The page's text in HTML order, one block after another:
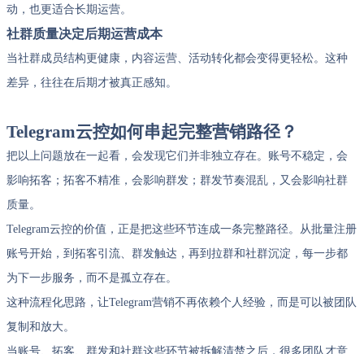
动，也更适合长期运营。
社群质量决定后期运营成本
当社群成员结构更健康，内容运营、活动转化都会变得更轻松。这种
差异，往往在后期才被真正感知。
Telegram云控如何串起完整营销路径？
把以上问题放在一起看，会发现它们并非独立存在。账号不稳定，会
影响拓客；拓客不精准，会影响群发；群发节奏混乱，又会影响社群
质量。
Telegram云控的价值，正是把这些环节连成一条完整路径。从批量注册
账号开始，到拓客引流、群发触达，再到拉群和社群沉淀，每一步都
为下一步服务，而不是孤立存在。
这种流程化思路，让Telegram营销不再依赖个人经验，而是可以被团队
复制和放大。
当账号、拓客、群发和社群这些环节被拆解清楚之后，很多团队才意